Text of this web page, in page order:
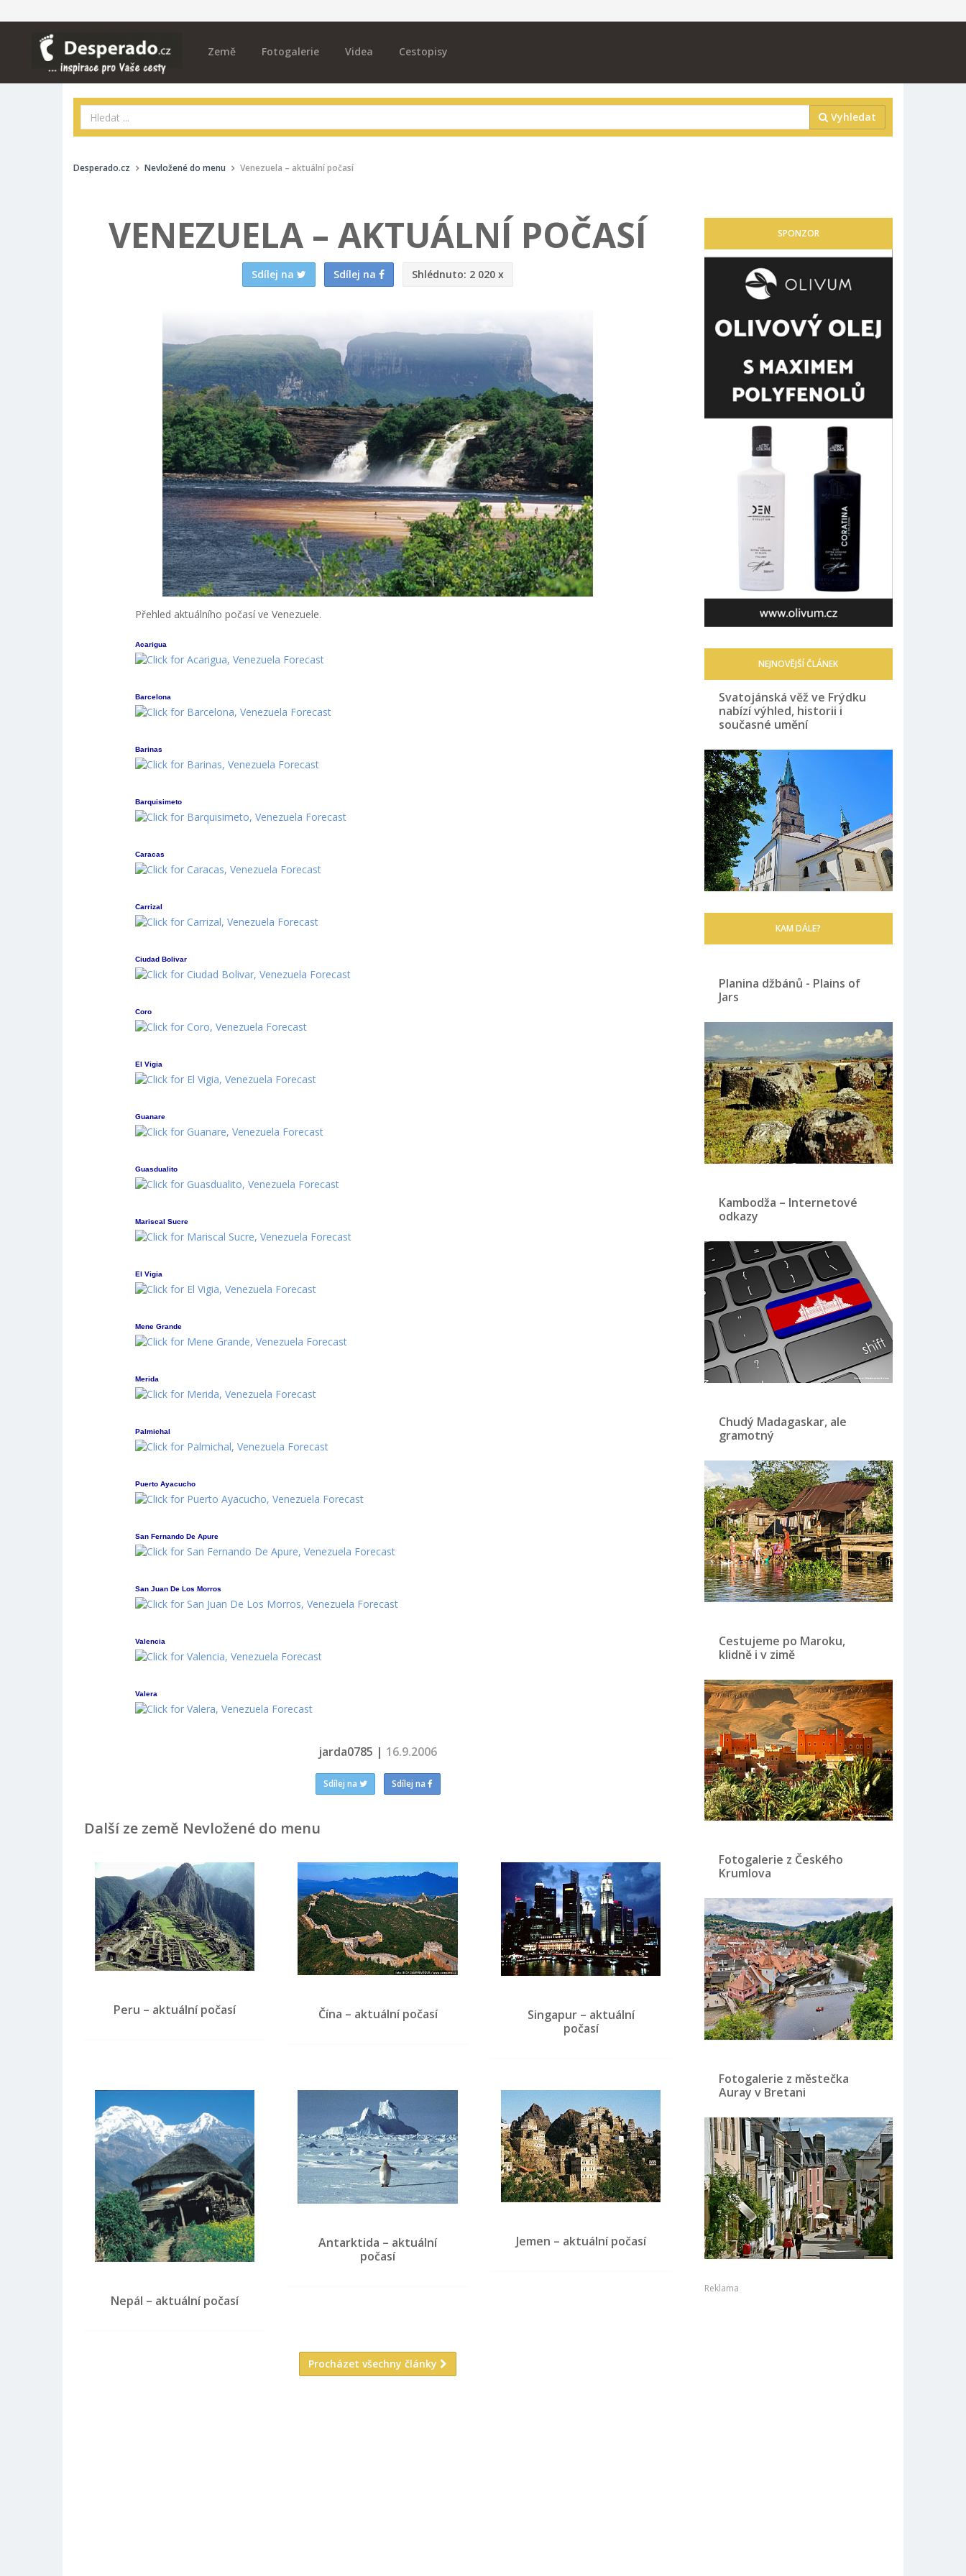
Země Fotogalerie Videa Cestopisy
Vyhledat
Desperado.cz Nevložené do menu Venezuela – aktuální počasí
VENEZUELA – AKTUÁLNÍ POČASÍ
Sdílej na Sdílej na Shlédnuto: 2 020 x
Přehled aktuálního počasí ve Venezuele.
Acarigua
Barcelona
Barinas
Barquisimeto
Caracas
Carrizal
Ciudad Bolivar
Coro
El Vigia
Guanare
Guasdualito
Mariscal Sucre
El Vigia
Mene Grande
Merida
Palmichal
Puerto Ayacucho
San Fernando De Apure
San Juan De Los Morros
Valencia
Valera
jarda0785 | 16.9.2006
Sdílej na Sdílej na
Další ze země Nevložené do menu
Peru – aktuální počasí Čína – aktuální počasí
Singapur – aktuální
počasí
Nepál – aktuální počasí
Antarktida – aktuální
počasí
Jemen – aktuální počasí
Procházet všechny články
SPONZOR
NEJNOVĚJŠÍ ČLÁNEK
Svatojánská věž ve Frýdku
nabízí výhled, historii i
současné umění
KAM DÁLE?
Planina džbánů - Plains of
Jars
Kambodža – Internetové
odkazy
Chudý Madagaskar, ale
gramotný
Cestujeme po Maroku,
klidně i v zimě
Fotogalerie z Českého
Krumlova
Fotogalerie z městečka
Auray v Bretani
Reklama